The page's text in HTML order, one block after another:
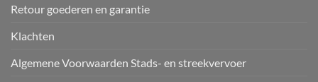
Retour goederen en garantie
Klachten
Algemene Voorwaarden Stads- en streekvervoer